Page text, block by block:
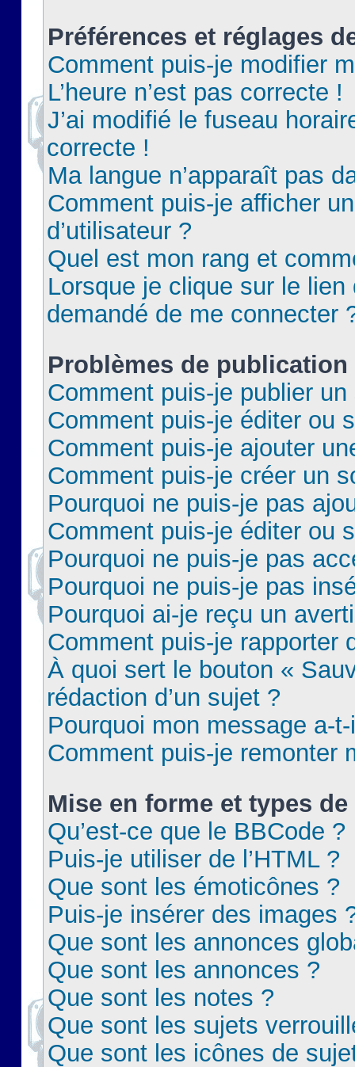
Préférences et réglages
Comment puis-je modifier
L’heure n’est pas correcte !
J’ai modifié le fuseau
correcte !
Ma langue n’apparaît pas
Comment puis-je afficher
d’utilisateur ?
Quel est mon rang et
Lorsque je clique sur le lien
demandé de me connecter
Problèmes de publication
Comment puis-je publier
Comment puis-je éditer ou
Comment puis-je ajouter
Comment puis-je créer un
Pourquoi ne puis-je pas
Comment puis-je éditer ou
Pourquoi ne puis-je pas
Pourquoi ne puis-je pas
Pourquoi ai-je reçu un
Comment puis-je rapporter
À quoi sert le bouton «
rédaction d’un sujet ?
Pourquoi mon message a-
Comment puis-je remonter
Mise en forme et types
Qu’est-ce que le BBCode ?
Puis-je utiliser de l’HTML ?
Que sont les émoticônes ?
Puis-je insérer des images
Que sont les annonces
Que sont les annonces ?
Que sont les notes ?
Que sont les sujets
Que sont les icônes de